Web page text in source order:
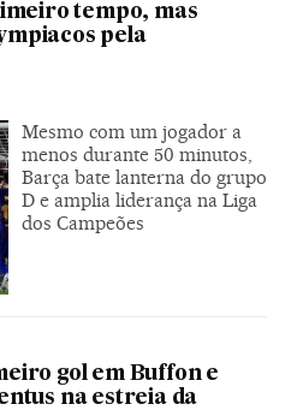
tempo, mas
pela
Mesmo com um jogador a
menos durante 50 minutos,
Barça bate lanterna do grupo
D e amplia liderança na Liga
dos Campeões
gol em Buffon e
na estreia da